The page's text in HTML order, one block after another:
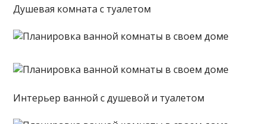
Душевая комната с туалетом
Интерьер ванной с душевой и туалетом